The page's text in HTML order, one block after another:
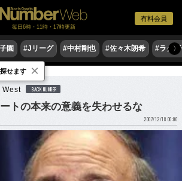
有料会員
毎日6時・11時・17時更新
園 #Jリーグ #中村剛也 #佐々木朗希 #ラグ〉
West BACK NUMBER
トの本来の意義を失わせるな
2007/12/18 00:00
せます ×